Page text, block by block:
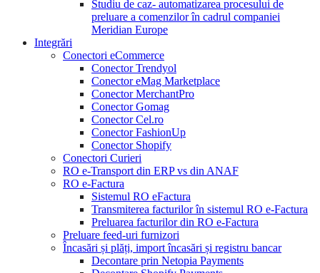
Studiu de caz- automatizarea procesului de
preluare a comenzilor în cadrul companiei
Meridian Europe
Integrări
Conectori eCommerce
Conector Trendyol
Conector eMag Marketplace
Conector MerchantPro
Conector Gomag
Conector Cel.ro
Conector FashionUp
Conector Shopify
Conectori Curieri
RO e-Transport din ERP vs din ANAF
RO e-Factura
Sistemul RO eFactura
Transmiterea facturilor în sistemul RO e-Factura
Preluarea facturilor din RO e-Factura
Preluare feed-uri furnizori
Încasări și plăți, import încasări și registru bancar
Decontare prin Netopia Payments